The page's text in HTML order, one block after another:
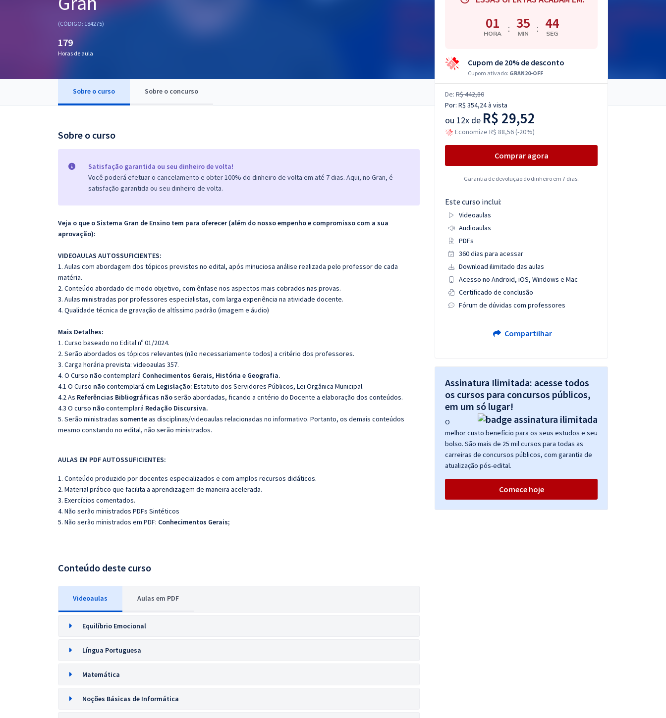
Questões grátis
(CÓDIGO: 184275)
179
Horas de aula
Sobre o curso Sobre o concurso
Sobre o curso
Satisfação garantida ou seu dinheiro de volta!
Você poderá efetuar o cancelamento e obter 100% do dinheiro de volta em até 7 dias. Aqui, no Gran, é
satisfação garantida ou seu dinheiro de volta.
Veja o que o Sistema Gran de Ensino tem para oferecer (além do nosso empenho e compromisso com a sua
aprovação):
VIDEOAULAS AUTOSSUFICIENTES:
1. Aulas com abordagem dos tópicos previstos no edital, após minuciosa análise realizada pelo professor de cada
matéria.
2. Conteúdo abordado de modo objetivo, com ênfase nos aspectos mais cobrados nas provas.
3. Aulas ministradas por professores especialistas, com larga experiência na atividade docente.
4. Qualidade técnica de gravação de altíssimo padrão (imagem e áudio)
Mais Detalhes:
1. Curso baseado no Edital nº 01/2024.
2. Serão abordados os tópicos relevantes (não necessariamente todos) a critério dos professores.
3. Carga horária prevista: videoaulas 357.
4. O Curso nãocontemplará Conhecimentos Gerais, História e Geografia.
4.1 O Curso nãocontemplará em Legislação: Estatuto dos Servidores Públicos, Lei Orgânica Municipal.
4.2 As Referências Bibliográficas nãoserão abordadas, ficando a critério do Docente a elaboração dos conteúdos.
4.3 O curso nãocontemplará Redação Discursiva.
5. Serão ministradas somenteas disciplinas/videoaulas relacionadas no informativo. Portanto, os demais conteúdos
mesmo constando no edital, não serão ministrados.
AULAS EM PDF AUTOSSUFICIENTES:
1. Conteúdo produzido por docentes especializados e com amplos recursos didáticos.
2. Material prático que facilita a aprendizagem de maneira acelerada.
3. Exercícios comentados.
4. Não serão ministrados PDFs Sintéticos
5. Não serão ministrados em PDF: Conhecimentos Gerais;
Conteúdo deste curso
Videoaulas Aulas em PDF
Equilíbrio Emocional
Língua Portuguesa
Matemática
Noções Básicas de Informática
01
HORA : 35
MIN : 43
SEG
Cupom de 20% de desconto
Cupom ativado: GRAN20-OFF
De: R$ 442,80
Por: R$ 354,24à vista
ou 12x de R$ 29,52
Economize R$ 88,56 (-20%)
Comprar agora
Garantia de devolução do dinheiro em 7 dias.
Este curso inclui:
Videoaulas
Audioaulas
PDFs
360 dias para acessar
Download ilimitado das aulas
Acesso no Android, iOS, Windows e Mac
Certificado de conclusão
Fórum de dúvidas com professores
Compartilhar
Assinatura Ilimitada: acesse todos
os cursos para concursos públicos,
em um só lugar!
O
melhor custo benefício para os seus estudos e seu
bolso. São mais de 25 mil cursos para todas as
carreiras de concursos públicos, com garantia de
atualização pós-edital.
Comece hoje